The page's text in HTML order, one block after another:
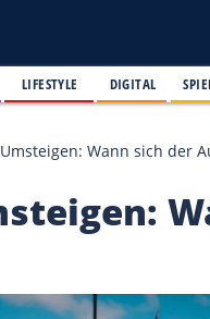
oder Umsteigen: